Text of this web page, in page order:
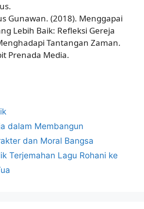
Gunawan. (2018). Menggapai
Lebih Baik: Refleksi Gereja
Tantangan Zaman.
Prenada Media.
dalam Membangun
dan Moral Bangsa
Terjemahan Lagu Rohani ke